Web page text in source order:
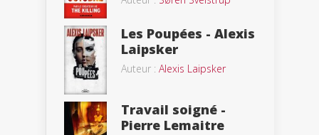
Les Poupées - Alexis
Laipsker
Auteur : Alexis Laipsker
Travail soigné -
Pierre Lemaitre